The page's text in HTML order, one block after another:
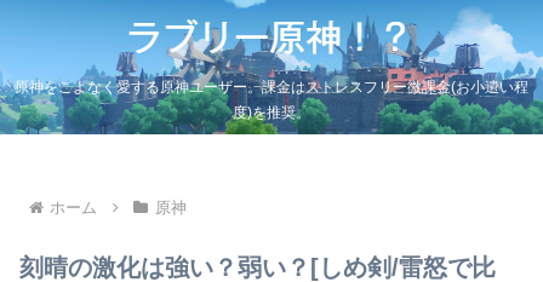
原神をこよなく愛する原神ユーザー。課金はストレスフリー微課金(お小遣い程
度)を推奨。
ホーム 原神
刻晴の激化は強い？弱い？[しめ剣/雷怒で比